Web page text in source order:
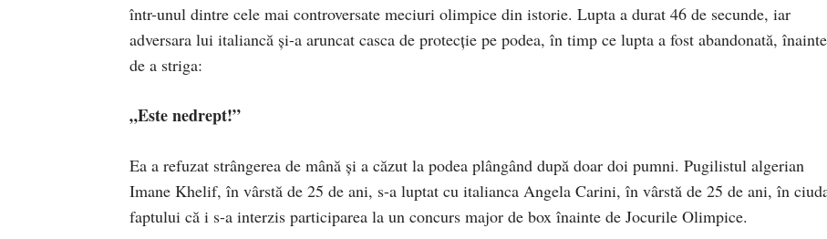
într-unul dintre cele mai controversate meciuri olimpice din istorie. Lupta a durat 46 de secunde, iar
adversara lui italiancă și-a aruncat casca de protecție pe podea, în timp ce lupta a fost abandonată, înainte
de a striga:
„Este nedrept!”
Ea a refuzat strângerea de mână și a căzut la podea plângând după doar doi pumni. Pugilistul algerian
Imane Khelif, în vârstă de 25 de ani, s-a luptat cu italianca Angela Carini, în vârstă de 25 de ani, în
faptului că i s-a interzis participarea la un concurs major de box înainte de Jocurile Olimpice.